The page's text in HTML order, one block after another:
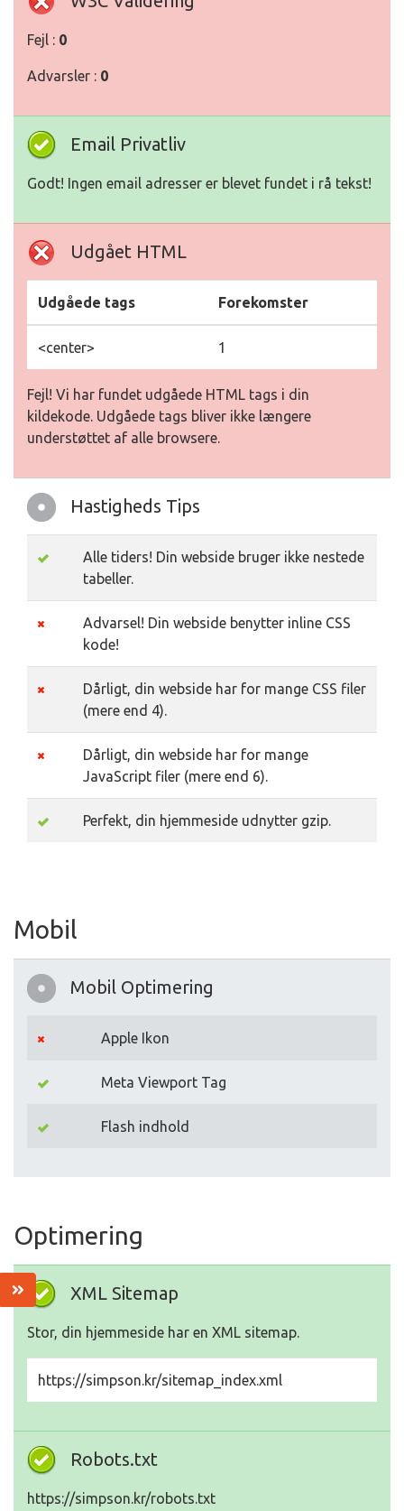
Fejl : 0
Advarsler : 0
Email Privatliv
Godt! Ingen email adresser er blevet fundet i rå tekst!
Udgået HTML
Udgåede tags Forekomster
<center> 1
Fejl! Vi har fundet udgåede HTML tags i din
kildekode. Udgåede tags bliver ikke længere
understøttet af alle browsere.
Hastigheds Tips
Alle tiders! Din webside bruger ikke nestede
tabeller.
Advarsel! Din webside benytter inline CSS
kode!
Dårligt, din webside har for mange CSS filer
(mere end 4).
Dårligt, din webside har for mange
JavaScript filer (mere end 6).
Perfekt, din hjemmeside udnytter gzip.
Mobil
Mobil Optimering
Apple Ikon
Meta Viewport Tag
Flash indhold
Optimering
XML Sitemap
Stor, din hjemmeside har en XML sitemap.
https://simpson.kr/sitemap_index.xml
Robots.txt
https://simpson.kr/robots.txt